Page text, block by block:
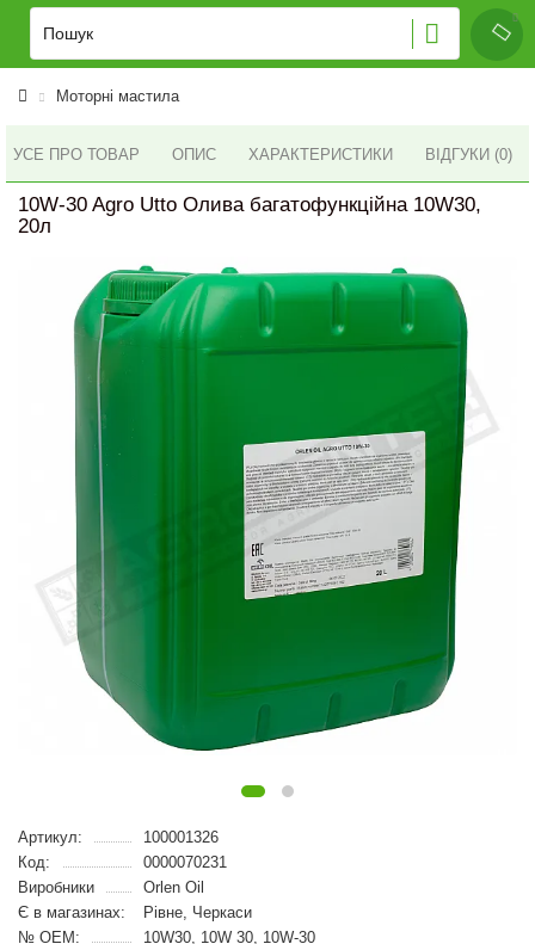
Моторні мастила
УСЕ ПРО ТОВАР ОПИС ХАРАКТЕРИСТИКИ ВІДГУКИ (0)
10W-30 Agro Utto Олива багатофункційна 10W30,
20л
Артикул:
100001326
Код:
0000070231
Виробники
Orlen Oil
Є в магазинах:
Рівне, Черкаси
№ OEM:
10W30, 10W 30, 10W-30